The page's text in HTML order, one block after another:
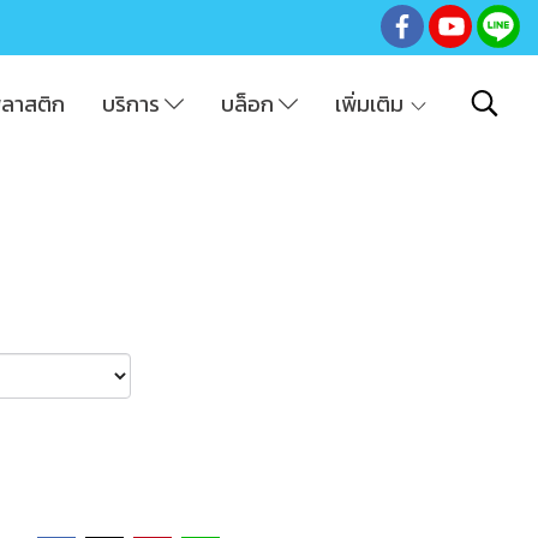
าสติก บริการ บล็อก เพิ่มเติม